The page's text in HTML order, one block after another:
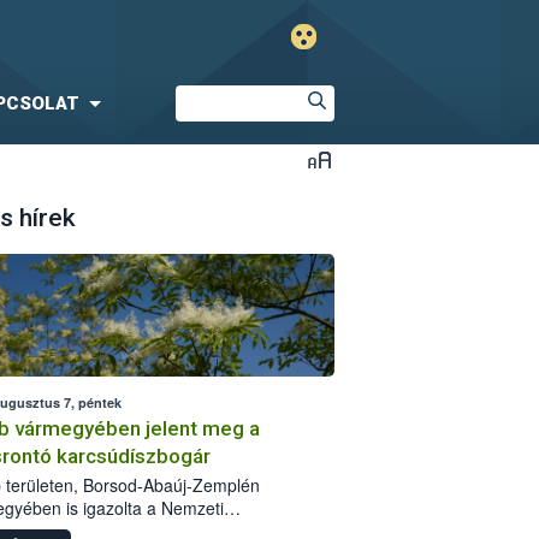
hírek
7, péntek
vármegyében jelent meg a
karcsúdíszbogár
területen, Borsod-Abaúj-Zemplén
is igazolta a Nemzeti
biztonsági Hivatal (Nébih) a